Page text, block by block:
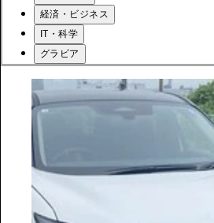
経済・ビジネス
IT・科学
グラビア